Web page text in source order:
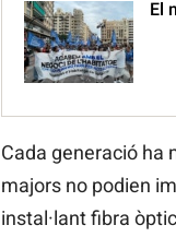
El
Cada generació ha
majors no podien
instal·lant fibra